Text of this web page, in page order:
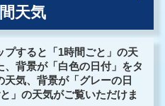
天気
すると「1時間ごと」の天
背景が「白色の日付」をタ
気、背景が「グレーの日
」の天気がご覧いただけま